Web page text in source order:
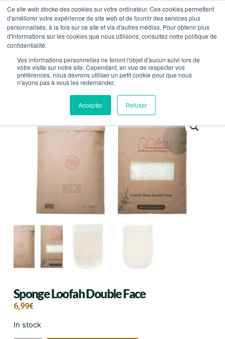
Ce site web stocke des cookies sur votre ordinateur. Ces cookies permettent
d'améliorer votre expérience de site web et de fournir des services plus
personnalisés, à la fois sur ce site et via d'autres médias. Pour obtenir plus
d'informations sur les cookies que nous utilisons, consultez notre politique de
confidentialité.
Vos informations personnelles ne feront l'objet d'aucun suivi lors de
votre visite sur notre site. Cependant, en vue de respecter vos
préférences, nous devrons utiliser un petit cookie pour que nous
n'ayons pas à vous les redemander.
Accepter Refuser
€59 PURCHASE – FREE SHIPPING IN FRANCE
0
Sponge Loofah Double Face
6,99€
In stock